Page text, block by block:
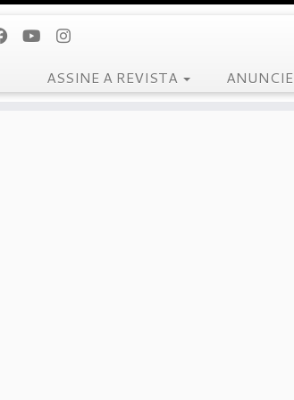
ASSINE A REVISTA ANUNCIE